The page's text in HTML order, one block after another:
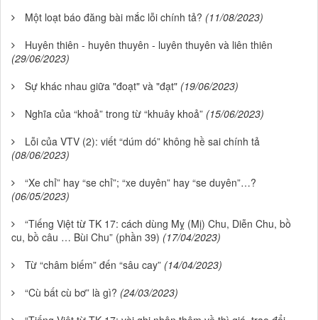
Một loạt báo đăng bài mắc lỗi chính tả? (11/08/2023)
Huyên thiên - huyên thuyên - luyên thuyên và liên thiên
(29/06/2023)
Sự khác nhau giữa "đoạt" và "đạt" (19/06/2023)
Nghĩa của “khoả” trong từ “khuây khoả” (15/06/2023)
Lỗi của VTV (2): viết “dúm dó” không hề sai chính tả
(08/06/2023)
“Xe chỉ” hay “se chỉ”; “xe duyên” hay “se duyên”…?
(06/05/2023)
“Tiếng Việt từ TK 17: cách dùng Mỵ (Mị) Chu, Diễn Chu, bồ
cu, bồ câu … Bùi Chu” (phần 39) (17/04/2023)
Từ “châm biếm” đến “sâu cay” (14/04/2023)
“Cù bất cù bơ” là gì? (24/03/2023)